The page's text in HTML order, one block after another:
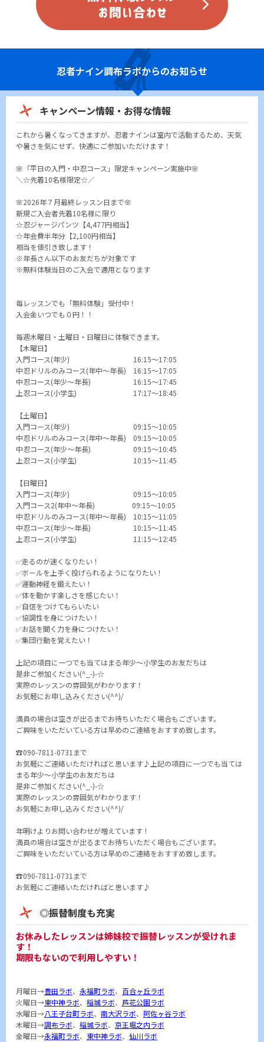
忍者ナイン調布ラボからのお知らせ
キャンペーン情報・お得な情報
これから暑くなってきますが、忍者ナインは室内で活動するため、天気
や暑さを気にせず、快適にご参加いただけます！
🌸「平日の入門・中忍コース」限定キャンペーン実施中🌸
＼☆先着10名様限定☆／
🌸2026年７月最終レッスン日まで🌸
新規ご入会者先着10名様に限り
☆忍ジャージパンツ【4,477円相当】
☆年会費半年分【2,100円相当】
相当を値引き致します！
※年長さん以下のお友だちが対象です
※無料体験当日のご入会で適用となります
毎レッスンでも「無料体験」受付中！
入会金いつでも０円！！
毎週木曜日・土曜日・日曜日に体験できます。
【木曜日】
入門コース(年少) 16:15～17:05
中忍ドリルのみコース(年中～年長) 16:15～17:05
中忍コース(年少～年長) 16:15～17:45
上忍コース(小学生) 17:17～18:45
【土曜日】
入門コース(年少) 09:15～10:05
中忍ドリルのみコース(年中～年長) 09:15～10:05
中忍コース(年少～年長) 09:15～10:45
上忍コース(小学生) 10:15～11:45
【日曜日】
入門コース(年少) 09:15～10:05
入門コース2(年中～年長) 09:15～10:05
中忍ドリルのみコース(年中～年長) 10:15～11:05
中忍コース(年少～年長) 10:15～11:45
上忍コース(小学生) 11:15～12:45
✅走るのが速くなりたい！
✅ボールを上手く投げられるようになりたい！
✅運動神経を鍛えたい！
✅体を動かす楽しさを感じたい！
✅自信をつけてもらいたい
✅協調性を身につけたい！
✅お話を聞く力を身につけたい！
✅集団行動を覚えたい！
上記の項目に一つでも当てはまる年少～小学生のお友だちは
是非ご参加ください(^_-)-☆
実際のレッスンの雰囲気がわかります！
お気軽にお申し込みください(^^)/
満員の場合は空きが出るまでお待ちいただく場合もございます。
ご興味をいただいている方は早めのご連絡をおすすめ致します。
☎090-7811-0731まで
お気軽にご連絡いただければと思います♪上記の項目に一つでも当ては
まる年少～小学生のお友だちは
是非ご参加ください(^_-)-☆
実際のレッスンの雰囲気がわかります！
お気軽にお申し込みください(^^)/
年明けよりお問い合わせが増えています！
満員の場合は空きが出るまでお待ちいただく場合もございます。
ご興味をいただいている方は早めのご連絡をおすすめ致します。
☎090-7811-0731まで
お気軽にご連絡いただければと思います♪
◎振替制度も充実
お休みしたレッスンは姉妹校で振替レッスンが受けれま
す！
期限もないので利用しやすい！
月曜日→豊田ラボ、 永福町ラボ、 百合ヶ丘ラボ
火曜日→東中神ラボ、 稲城ラボ、 芦花公園ラボ
水曜日→八王子台町ラボ、 南大沢ラボ、 阿佐ヶ谷ラボ
木曜日→調布ラボ、 稲城ラボ、 京王堀之内ラボ
金曜日→永福町ラボ、 東中神ラボ、 仙川ラボ